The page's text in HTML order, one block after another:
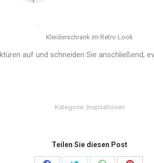
Kleiderschrank im Retro Look
auf und schneiden Sie anschließend,
Kategorie: Inspirationen
Teilen Sie diesen Post